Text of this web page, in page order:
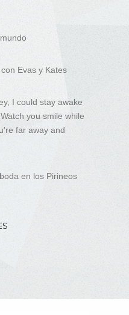
Evas y Kates
I could stay awake
you smile while
far away and
en los Pirineos